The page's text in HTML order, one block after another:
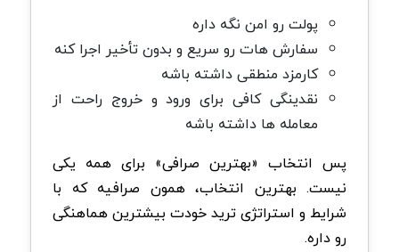
پولت رو امن نگه داره
سفارش هات رو سریع و بدون تأخیر اجرا کنه
کارمزد منطقی داشته باشه
نقدینگی کافی برای ورود و خروج راحت از
معامله ها داشته باشه
پس انتخاب «بهترین صرافی» برای همه یکی
نیست. بهترین انتخاب، همون صرافیه که با
شرایط و استراتژی ترید خودت بیشترین هماهنگی
رو داره.